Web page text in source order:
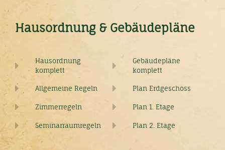
Hausordnung & Gebäudepläne
Hausordnung
komplett
Allgemeine Regeln
Zimmerregeln
Seminarraumregeln
Gebäudepläne
komplett
Plan Erdgeschoss
Plan 1. Etage
Plan 2. Etage